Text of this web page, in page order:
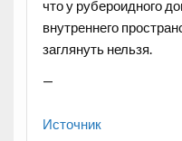
что у рубероидного
внутреннего
заглянуть нельзя.
—
Источник